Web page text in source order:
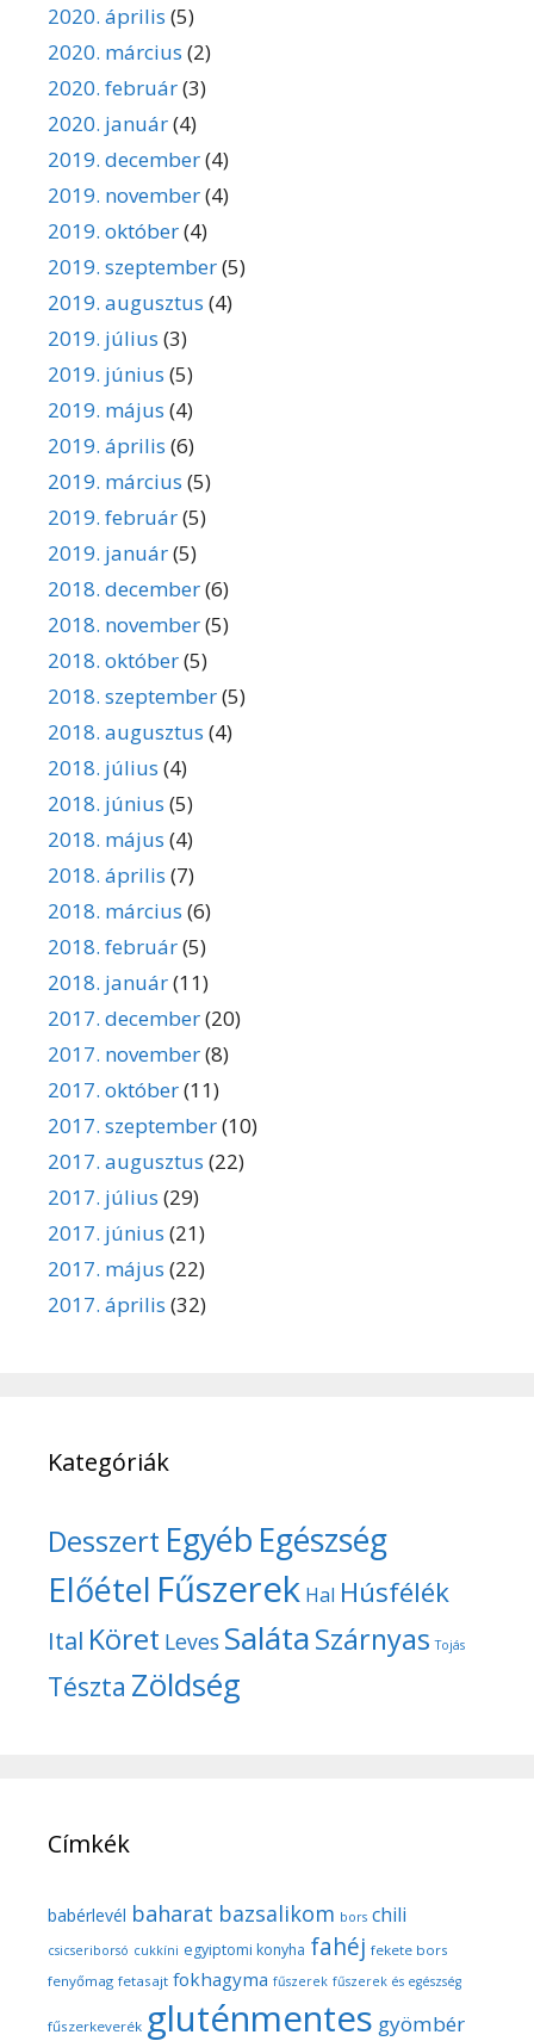
2020. április (5)
2020. március (2)
2020. február(3)
2020. január(4)
2019. december(4)
2019. november(4)
2019. október(4)
2019. szeptember(5)
2019. augusztus (4)
2019. július (3)
2019. június (5)
2019. május (4)
2019. április (6)
2019. március (5)
2019. február(5)
2019. január(5)
2018. december(6)
2018. november(5)
2018. október(5)
2018. szeptember(5)
2018. augusztus (4)
2018. július (4)
2018. június (5)
2018. május (4)
2018. április (7)
2018. március (6)
2018. február(5)
2018. január(11)
2017. december(20)
2017. november(8)
2017. október(11)
2017. szeptember(10)
2017. augusztus (22)
2017. július (29)
2017. június (21)
2017. május (22)
2017. április (32)
Kategóriák
Desszert Egyéb Egészség
Előétel Fűszerek Hal Húsfélék
Ital Köret Leves SalátaSzárnyas Tojás
Tészta Zöldség
Címkék
babérlevél baharat bazsalikom bors chili
csicseriborsó cukkíni egyiptomi konyha fahéj fekete bors
fenyőmag fetasajt fokhagyma fűszerek fűszerek és egészség
fűszerkeverék gluténmentes gyömbér